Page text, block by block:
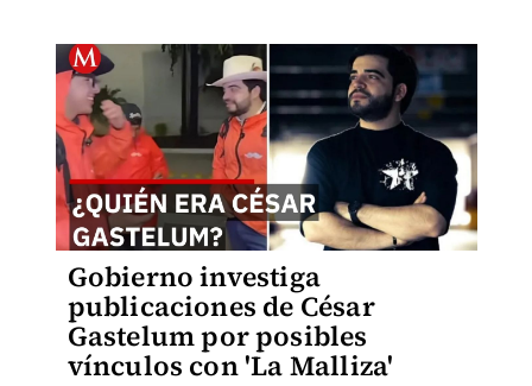
Gobierno investiga
publicaciones de César
Gastelum por posibles
vínculos con 'La Malliza'